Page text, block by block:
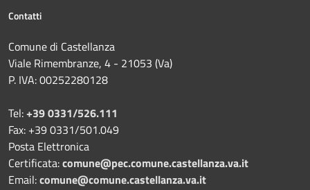
Contatti
Comune di Castellanza
Viale Rimembranze, 4 - 21053 (Va)
P. IVA: 00252280128
Tel:+39 0331/526.111
Fax: +39 0331/501.049
Posta Elettronica
Certificata:comune@pec.comune.castellanza.va.it
Email:comune@comune.castellanza.va.it